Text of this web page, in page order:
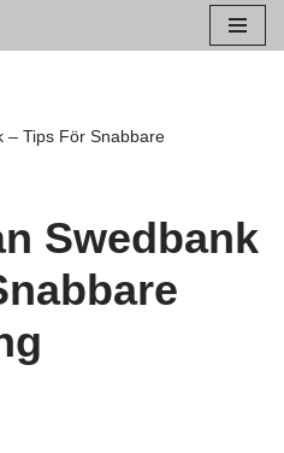
– Tips För Snabbare
Swedbank